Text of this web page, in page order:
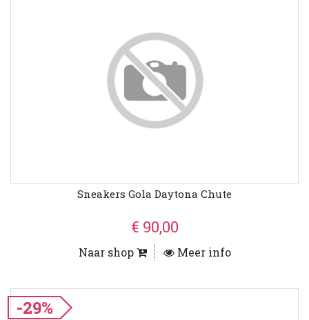
Sneakers Gola Daytona Chute
€ 90,00
Naar shop Meer info
-29%